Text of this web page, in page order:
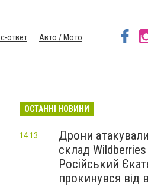
ответ
Авто / Мото
ОСТАННІ НОВИНИ
Дрони
склад Wildberries
Російський
прокинувся від
14:13